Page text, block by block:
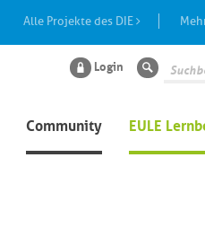
Alle Projekte des DIE
Community EULE
Login Suche